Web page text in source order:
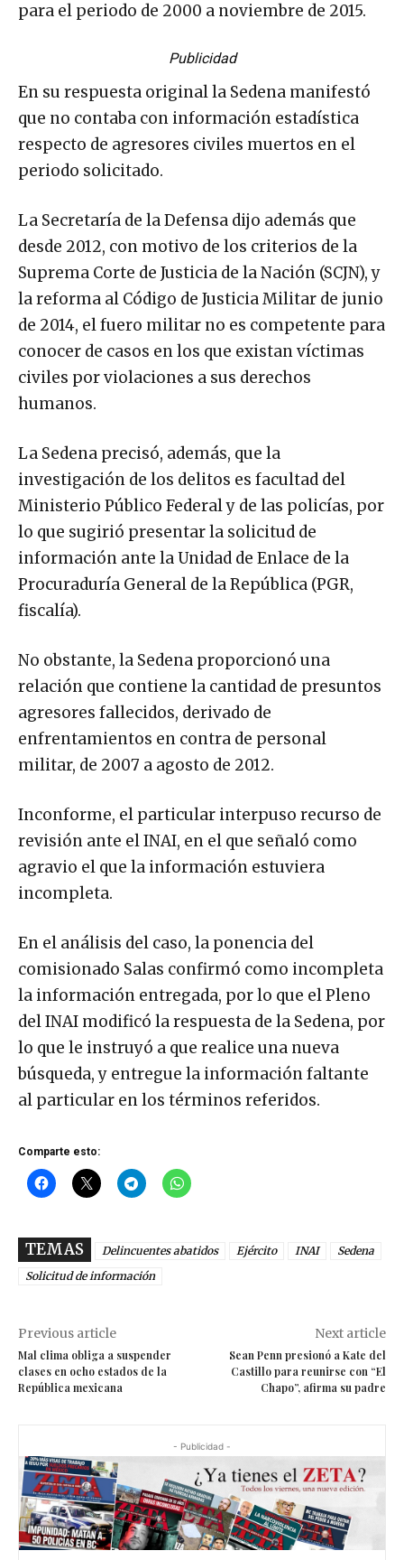
para el periodo de 2000 a noviembre de 2015.
Publicidad
En su respuesta original la Sedena manifestó
que no contaba con información estadística
respecto de agresores civiles muertos en el
periodo solicitado.
La Secretaría de la Defensa dijo además que
desde 2012, con motivo de los criterios de la
Suprema Corte de Justicia de la Nación (SCJN), y
la reforma al Código de Justicia Militar de junio
de 2014, el fuero militar no es competente para
conocer de casos en los que existan víctimas
civiles por violaciones a sus derechos
humanos.
La Sedena precisó, además, que la
investigación de los delitos es facultad del
Ministerio Público Federal y de las policías, por
lo que sugirió presentar la solicitud de
información ante la Unidad de Enlace de la
Procuraduría General de la República (PGR,
fiscalía).
No obstante, la Sedena proporcionó una
relación que contiene la cantidad de presuntos
agresores fallecidos, derivado de
enfrentamientos en contra de personal
militar, de 2007 a agosto de 2012.
Inconforme, el particular interpuso recurso de
revisión ante el INAI, en el que señaló como
agravio el que la información estuviera
incompleta.
En el análisis del caso, la ponencia del
comisionado Salas confirmó como incompleta
la información entregada, por lo que el Pleno
del INAI modificó la respuesta de la Sedena, por
lo que le instruyó a que realice una nueva
búsqueda, y entregue la información faltante
al particular en los términos referidos.
Comparte esto:
TEMAS Delincuentes abatidos Ejército INAI
Sedena
Solicitud de información
Previous article
Mal clima obliga a suspender
clases en ocho estados de la
República mexicana
Next article
Sean Penn presionó a Kate del
Castillo para reunirse con “El
Chapo”, afirma su padre
- Publicidad -